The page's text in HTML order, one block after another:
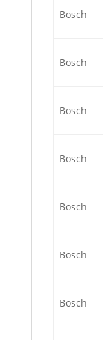
Bosch
Bosch
Bosch
Bosch
Bosch
Bosch
Bosch